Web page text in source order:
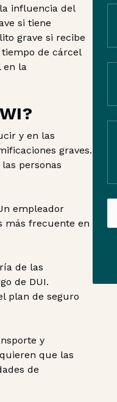
influencia del
si tiene
grave si recibe
de cárcel
en la
y en las
graves.
personas
empleador
más frecuente en
de las
de DUI.
plan de seguro
y
que las
de